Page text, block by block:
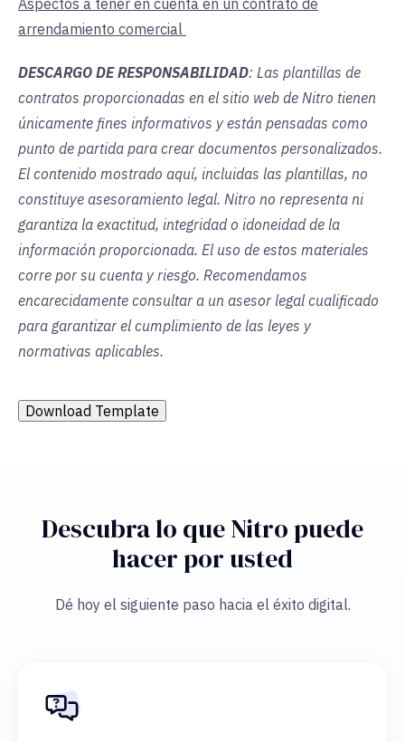
Aspectos a tener en cuenta en un contrato de
arrendamiento comercial
DESCARGO DE RESPONSABILIDAD: Las plantillas de
contratos proporcionadas en el sitio web de Nitro tienen
únicamente fines informativos y están pensadas como
punto de partida para crear documentos personalizados.
El contenido mostrado aquí, incluidas las plantillas, no
constituye asesoramiento legal. Nitro no representa ni
garantiza la exactitud, integridad o idoneidad de la
información proporcionada. El uso de estos materiales
corre por su cuenta y riesgo. Recomendamos
encarecidamente consultar a un asesor legal cualificado
para garantizar el cumplimiento de las leyes y
normativas aplicables.
Download Template
Descubra lo que Nitro puede
hacer por usted
Dé hoy el siguiente paso hacia el éxito digital.